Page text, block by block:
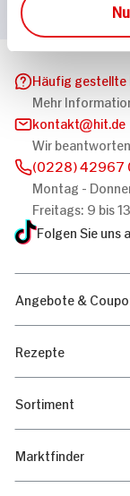
Häufig gestellte
Mehr
kontakt
hit.de
Wir
(0228) 42967
Montag -
Freitags: 9 bis
Folgen Sie uns
Angebote &
Rezepte
Sortiment
Marktfinder